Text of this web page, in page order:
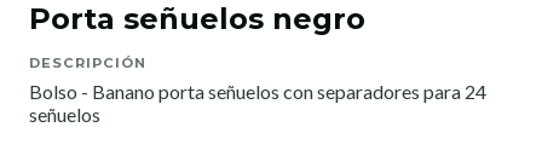
Porta señuelos negro
DESCRIPCIÓN
Bolso - Banano porta señuelos con separadores para 24
señuelos